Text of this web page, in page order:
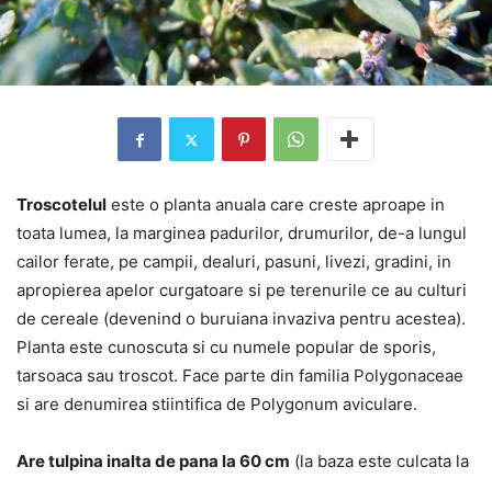
Troscotelul este o planta anuala care creste aproape in
toata lumea, la marginea padurilor, drumurilor, de-a lungul
cailor ferate, pe campii, dealuri, pasuni, livezi, gradini, in
apropierea apelor curgatoare si pe terenurile ce au culturi
de cereale (devenind o buruiana invaziva pentru acestea).
Planta este cunoscuta si cu numele popular de sporis,
tarsoaca sau troscot. Face parte din familia Polygonaceae
si are denumirea stiintifica de Polygonum aviculare.
Are tulpina inalta de pana la 60 cm (la baza este culcata la